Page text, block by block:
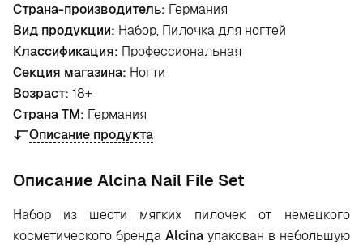
Страна-производитель: Германия
Вид продукции: Набор, Пилочка для ногтей
Классификация: Профессиональная
Секция магазина: Ногти
Возраст: 18+
Страна ТМ: Германия
Описание продукта
Oписание Alcina Nail File Set
Набор из шести мягких пилочек от немецкого
косметического бренда Alcina упакован в небольшую